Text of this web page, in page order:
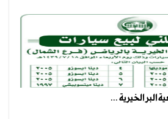
البر الخيرية ...